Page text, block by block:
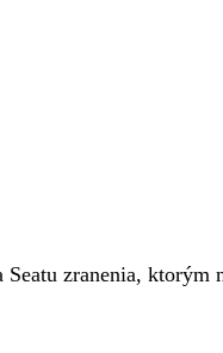
zranenia, ktorým